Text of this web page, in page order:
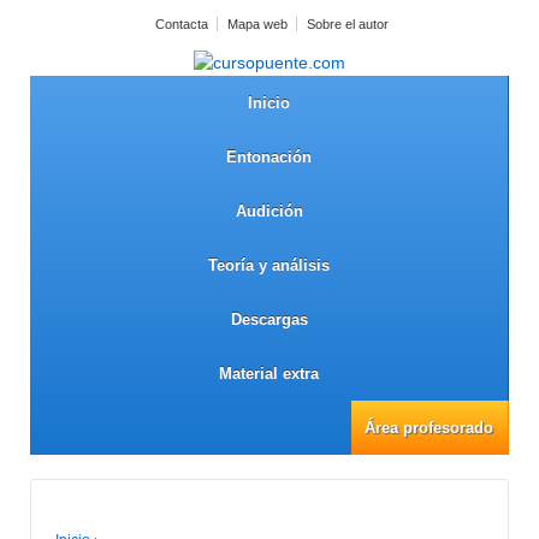
Contacta Mapa web Sobre el autor
Inicio
Entonación
Audición
Teoría y análisis
Descargas
Material extra
Área profesorado